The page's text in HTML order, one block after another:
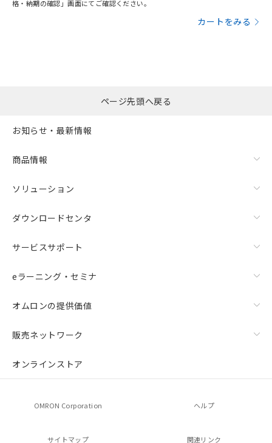
格・納期の確認」画面にてご確認ください。
カートをみる
ページ先頭へ戻る
お知らせ・最新情報
商品情報
ソリューション
ダウンロードセンタ
サービスサポート
eラーニング・セミナ
オムロンの提供価値
販売ネットワーク
オンラインストア
OMRON Corporation ヘルプ
サイトマップ 関連リンク